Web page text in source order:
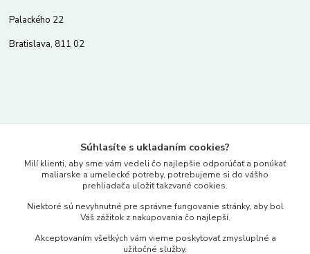
Palackého 22
Bratislava, 811 02
www.merkantil.sk
Pondelok-Piatok: 9.00-17.00hod.
objednavky@merkantil-obchod.sk
Súhlasíte s ukladaním cookies?
Milí klienti, aby sme vám vedeli čo najlepšie odporúčať a ponúkať
maliarske a umelecké potreby, potrebujeme si do vášho
prehliadača uložiť takzvané cookies.
Niektoré sú nevyhnutné pre správne fungovanie stránky, aby bol
Váš zážitok z nakupovania čo najlepší.
Akceptovaním všetkých vám vieme poskytovať zmysluplné a
užitočné služby.